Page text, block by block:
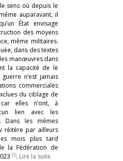
sens où depuis le
auparavant, il
État envisage
des moyens
même militaires.
dans des textes
manœuvres dans
la capacité de le
n’est jamais
commerciales
du ciblage de
elles n’ont, à
lien avec les
Dans les mêmes
réitère par ailleurs
mois plus tard
la Fédération de
(1). Lire la suite